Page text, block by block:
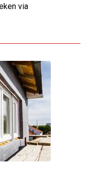
via